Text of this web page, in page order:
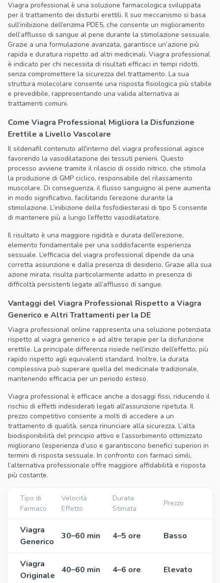
Viagra professional è una soluzione farmacologica sviluppata
per il trattamento dei disturbi erettili. Il suo meccanismo si basa
sull’inibizione dell’enzima PDE5, che consente un miglioramento
dell’afflusso di sangue al pene durante la stimolazione sessuale.
Grazie a una formulazione avanzata, garantisce un’azione più
rapida e duratura rispetto ad altri medicinali. Viagra professional
è indicato per chi necessita di risultati efficaci in tempi ridotti,
senza compromettere la sicurezza del trattamento. La sua
struttura molecolare consente una risposta fisiologica più stabile
e prevedibile, rappresentando una valida alternativa ai
trattamenti comuni.
Come Viagra Professional Migliora la Disfunzione
Erettile a Livello Vascolare
Il sildenafil contenuto all'interno del viagra professional agisce
favorendo la vasodilatazione dei tessuti penieni. Questo
processo avviene tramite il rilascio di ossido nitrico, che stimola
la produzione di GMP ciclico, responsabile del rilassamento
muscolare. Di conseguenza, il flusso sanguigno al pene aumenta
in modo significativo, facilitando l’erezione durante la
stimolazione. L’inibizione della fosfodiesterasi di tipo 5 consente
di mantenere più a lungo l’effetto vasodilatatore.
Il risultato è una maggiore rigidità e durata dell’erezione,
elemento fondamentale per una soddisfacente esperienza
sessuale. L’efficacia del viagra professional dipende da una
corretta assunzione e dalla presenza di desiderio. Grazie alla sua
azione mirata, risulta particolarmente adatto in presenza di
difficoltà persistenti legate all’afflusso di sangue.
Vantaggi del Viagra Professional Rispetto a Viagra
Generico e Altri Trattamenti per la DE
Viagra professional online rappresenta una soluzione potenziata
rispetto al viagra generico e ad altre terapie per la disfunzione
erettile. La principale differenza risiede nell’inizio dell’effetto, più
rapido rispetto agli equivalenti standard. Inoltre, la durata
complessiva può superare quella del medicinale tradizionale,
mantenendo efficacia per un periodo esteso.
Viagra professional è efficace anche a dosaggi fissi, riducendo il
rischio di effetti indesiderati legati all'assunzione ripetuta. Il
prezzo competitivo consente a molti di accedere a un
trattamento di qualità, senza rinunciare alla sicurezza. L’alta
biodisponibilità del principio attivo e l’assorbimento ottimizzato
migliorano l’esperienza d’uso e garantiscono benefici superiori in
termini di risposta sessuale. In confronto con farmaci simili,
l’alternativa professionale offre maggiore affidabilità e risposta
più costante.
Tipo di
Farmaco
Velocità
Effetto
Durata
Stimata
Prezzo
Viagra
Generico
30–60 min 4–5 ore Basso
Viagra
Originale
40–60 min 4–6 ore Elevato